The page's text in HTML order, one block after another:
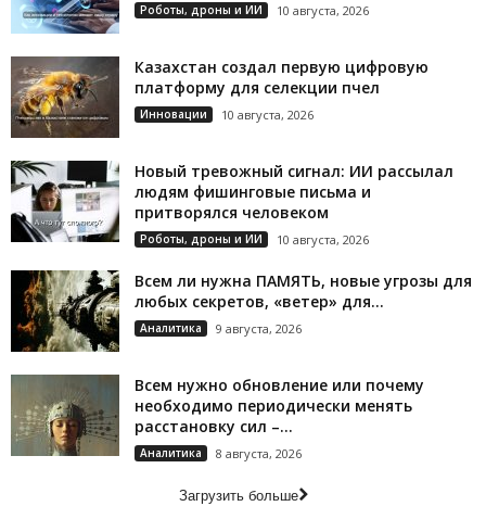
Роботы, дроны и ИИ 10 августа, 2026
Казахстан создал первую цифровую
платформу для селекции пчел
Инновации 10 августа, 2026
Новый тревожный сигнал: ИИ рассылал
людям фишинговые письма и
притворялся человеком
Роботы, дроны и ИИ 10 августа, 2026
Всем ли нужна ПАМЯТЬ, новые угрозы для
любых секретов, «ветер» для...
Аналитика 9 августа, 2026
Всем нужно обновление или почему
необходимо периодически менять
расстановку сил –...
Аналитика 8 августа, 2026
Загрузить больше